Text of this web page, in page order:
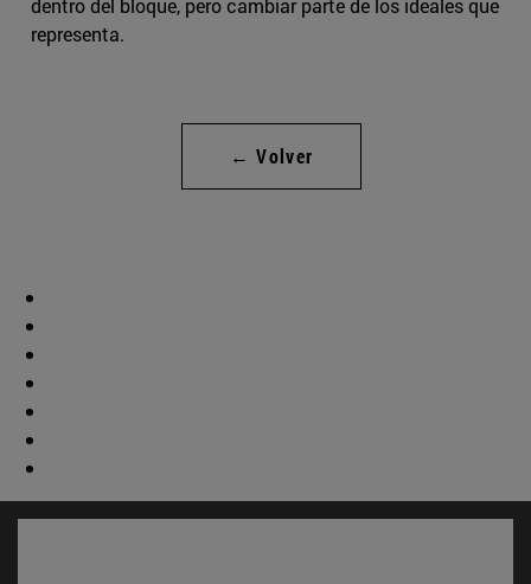
dentro del bloque, pero cambiar parte de los ideales que
representa.
← Volver